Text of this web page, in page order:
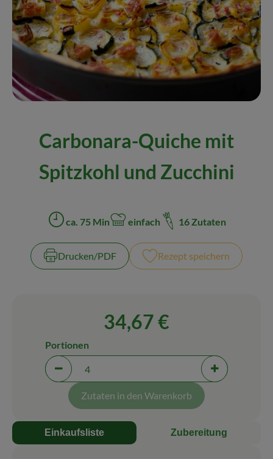
Naturkost
Wein
Getränke
Kosmetik & Drogerie
Wir empfehlen
VINCE Weine
So geht's
Über uns
Veranstaltungen
Carbonara-Quiche mit
Spitzkohl und Zucchini
Zubreitungszeit:
ca. 75 Min
Schwierigkeit:
einfach 16 Zutaten
Drucken​/​PDF Rezept speichern
34,67 €
Portionen verringern (aktuell 4 Portionen
Portionen
Portionen
Zutaten in den Warenkorb
Einkaufsliste Zubereitung